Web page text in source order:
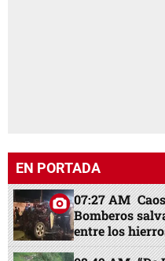
EN PORTADA
07:27 AM
Bomberos
entre los